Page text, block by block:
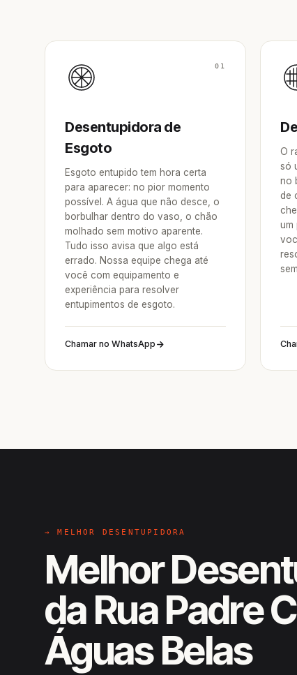
01
Desentupidora de
Esgoto
Esgoto entupido tem hora certa
para aparecer: no pior momento
possível. A água que não desce, o
borbulhar dentro do vaso, o chão
molhado sem motivo aparente.
Tudo isso avisa que algo está
errado. Nossa equipe chega até
você com equipamento e
experiência para resolver
entupimentos de esgoto.
Chamar no WhatsApp
O
só
no
de
um
→ MELHOR DESENTUPIDORA
Melhor
da Rua Padre
Águas Belas
EM CAMPO